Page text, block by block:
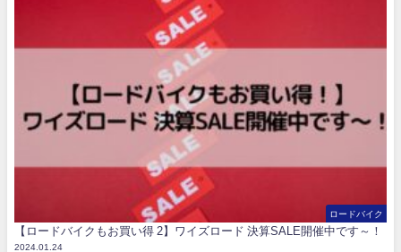
ロードバイク
【ロードバイクもお買い得 2】ワイズロード 決算SALE開催中です～！
2024.01.24